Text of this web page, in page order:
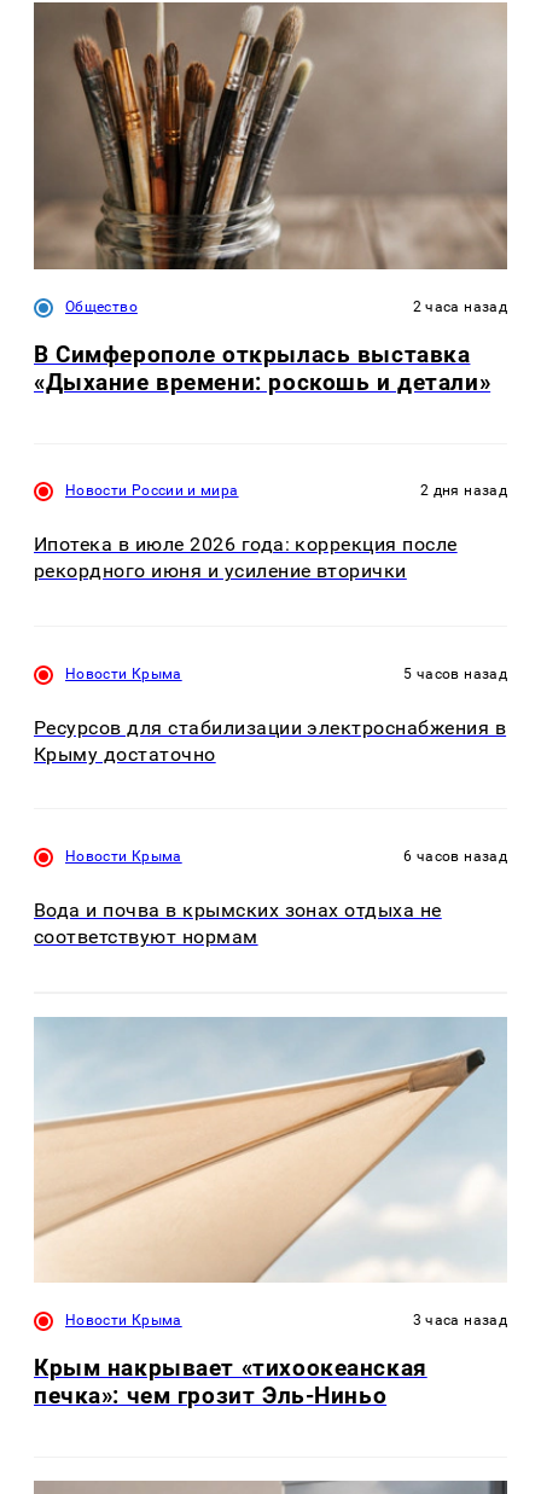
Общество 2 часа назад
В Симферополе открылась выставка
«Дыхание времени: роскошь и детали»
Новости России и мира 2 дня назад
Ипотека в июле 2026 года: коррекция после
рекордного июня и усиление вторички
Новости Крыма 5 часов назад
Ресурсов для стабилизации электроснабжения в
Крыму достаточно
Новости Крыма 6 часов назад
Вода и почва в крымских зонах отдыха не
соответствуют нормам
Новости Крыма 3 часа назад
Крым накрывает «тихоокеанская
печка»: чем грозит Эль-Ниньо